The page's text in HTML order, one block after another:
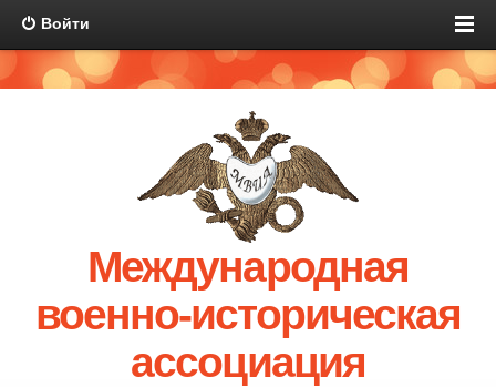
Войти
Международная
военно-историческая
ассоциация